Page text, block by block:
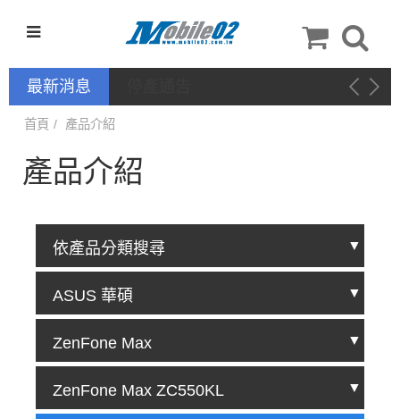
最新消息
首頁 產品介紹
產品介紹